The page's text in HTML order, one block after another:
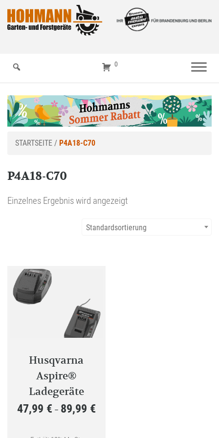
0
STARTSEITE / P4A18-C70
P4A18-C70
Einzelnes Ergebnis wird angezeigt
Standardsortierung
Husqvarna
Aspire®
Ladegeräte
47,99 € – 89,99 €Preisspanne: